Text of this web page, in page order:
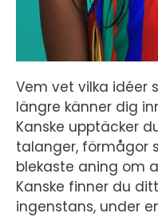
Vem vet vilka idéer
längre känner dig
Kanske upptäcker
talanger, förmågor
blekaste aning om
Kanske finner du
ingenstans, under